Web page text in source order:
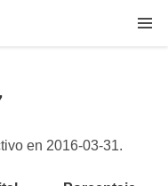
en 2016-03-31.